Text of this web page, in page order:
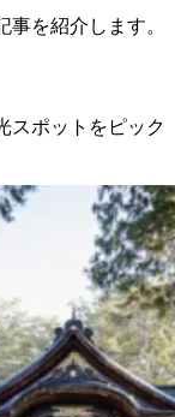
を紹介します。
スポットをピック